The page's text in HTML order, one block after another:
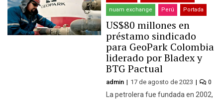
nuam exchange Perú Portada
US$80 millones en
préstamo sindicado
para GeoPark Colombia
liderado por Bladex y
BTG Pactual
admin 17 de agosto de 2023 0
La petrolera fue fundada en 2002,